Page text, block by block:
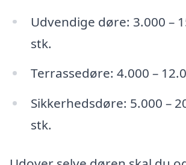
Udvendige døre: 3.000 –
stk.
Terrassedøre: 4.000 –
Sikkerhedsdøre: 5.000 –
stk.